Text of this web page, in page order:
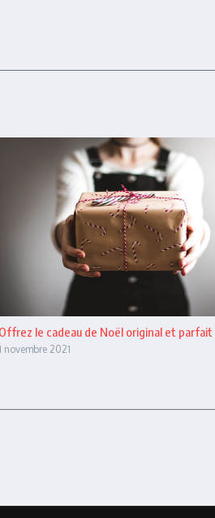
Offrez le cadeau de Noël original et parfait
novembre 2021